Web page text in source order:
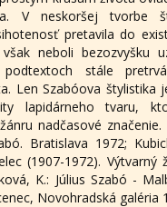
V neskoršej tvorbe
pretavila do
neboli bezozvyšku
stále
Len Szabóova štylistika
lapidárneho tvaru,
nadčasové
Bratislava 1972;
(1907-1972).
K.: Július Szabó -
Novohradská galéria